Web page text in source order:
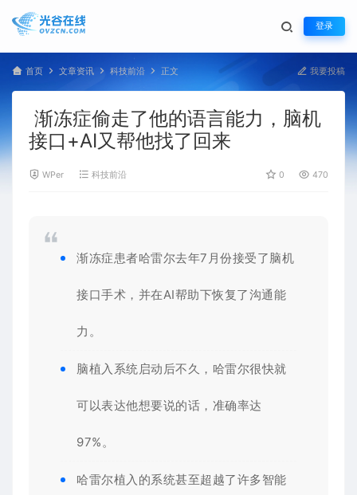
登录
首页 文章资讯 科技前沿 正文 我要投稿
渐冻症偷走了他的语言能力，脑机
接口+AI又帮他找了回来
WPer 科技前沿 0 470
渐冻症患者哈雷尔去年7月份接受了脑机
接口手术，并在AI帮助下恢复了沟通能
力。
脑植入系统启动后不久，哈雷尔很快就
可以表达他想要说的话，准确率达
97%。
哈雷尔植入的系统甚至超越了许多智能